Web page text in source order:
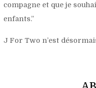
compagne et que je
enfants.”
J For Two n’est